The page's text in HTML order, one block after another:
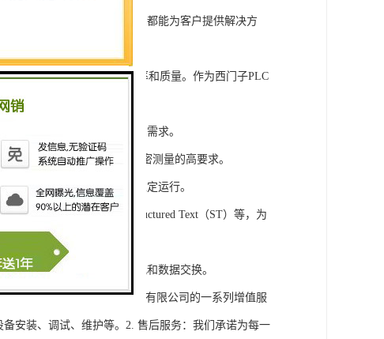
进行技术开发和转让，我们都能为客户提供解决方
备，旨在tisheng生产效率和质量。作为西门子PLC
模块，满足不同规模工程的需求。
道，可满足对于控制和精密测量的高要求。
稳定性，保证系统的长期稳定运行。
Diagram（LD）、Structured Text（ST）等，为
集成，实现设备之间的通讯和数据交换。
获得浔之漫智控技术(上海)有限公司的一系列增值服
安装、调试、维护等。2. 售后服务：我们承诺为每一